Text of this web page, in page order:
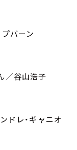
バーン
／谷山浩子
ドレ・ギャニオ